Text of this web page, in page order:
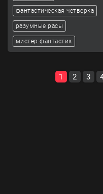
фантастическая четверка
разумные расы
мистер фантастик
1 2 3